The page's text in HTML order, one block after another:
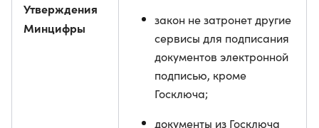
Утверждения
Минцифры
закон не затронет другие
сервисы для подписания
документов электронной
подписью, кроме
Госключа;
документы из Госключа